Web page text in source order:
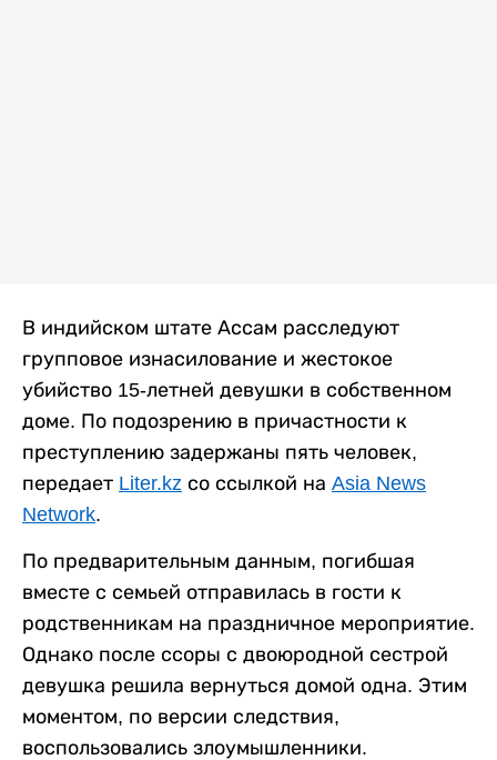
В индийском штате Ассам расследуют
групповое изнасилование и жестокое
убийство 15-летней девушки в собственном
доме. По подозрению в причастности к
преступлению задержаны пять человек,
передает Liter.kz со ссылкой на Asia News
Network.
По предварительным данным, погибшая
вместе с семьей отправилась в гости к
родственникам на праздничное мероприятие.
Однако после ссоры с двоюродной сестрой
девушка решила вернуться домой одна. Этим
моментом, по версии следствия,
воспользовались злоумышленники.